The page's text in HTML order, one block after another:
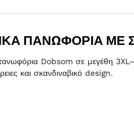
ΠΑΝΩΦΌΡΙΑ
Dobsom σε μεγέθη
και σκανδιναβικό design.